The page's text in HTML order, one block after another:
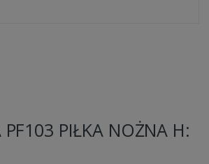
PF103 PIŁKA NOŻNA H: